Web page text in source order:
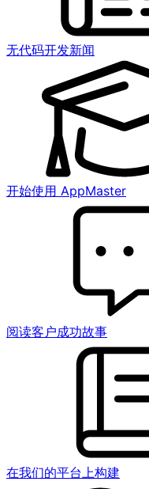
无代码开发新闻
开始使用 AppMaster
阅读客户成功故事
在我们的平台上构建